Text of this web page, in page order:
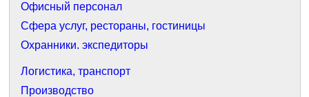
Офисный персонал
Сфера услуг, рестораны, гостиницы
Охранники. экспедиторы
Логистика, транспорт
Производство